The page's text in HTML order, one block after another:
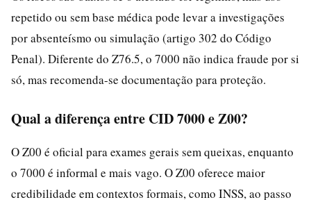
repetido ou sem base médica pode levar a investigações
por absenteísmo ou simulação (artigo 302 do Código
Penal). Diferente do Z76.5, o 7000 não indica fraude por si
só, mas recomenda-se documentação para proteção.
Qual a diferença entre CID 7000 e Z00?
O Z00 é oficial para exames gerais sem queixas, enquanto
o 7000 é informal e mais vago. O Z00 oferece maior
credibilidade em contextos formais, como INSS, ao passo